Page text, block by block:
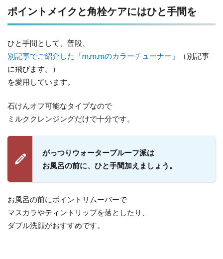
ポイントメイクと角栓ケアにはひと手間を
ひと手間として、普段、
別記事でご紹介した「m.m.mのカラーチューナー」
（別記事
に飛びます。）
を愛用しています。
石けんオフ可能なタイプなので
ミルククレンジングだけで十分です。
がっつりウォータープルーフ派は
お風呂の前に、ひと手間加えましょう。
お風呂の前にポイントリムーバーで
マスカラやティントリップを落としたり、
ダブル洗顔がおすすめです。